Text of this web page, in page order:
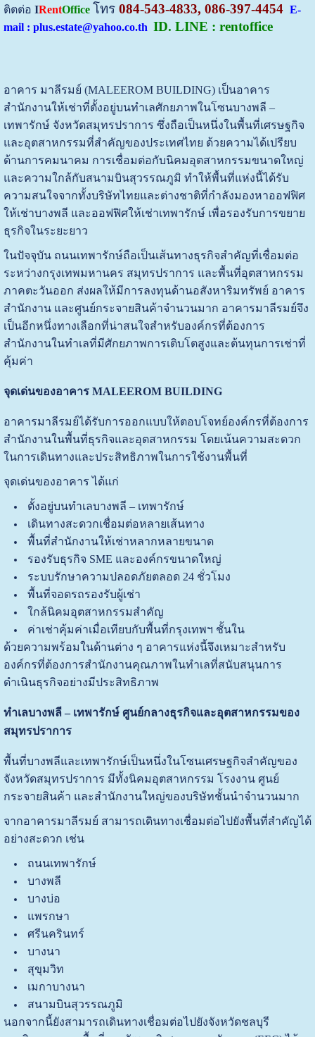
ติตต่อ IRentOffice โทร084-543-4833, 086-397-4454 E-
mail : plus.estate@yahoo.co.th ID. LINE : rentoffice
อาคาร มาลีรมย์ (MALEEROM BUILDING) เป็นอาคาร
สำนักงานให้เช่าที่ตั้งอยู่บนทำเลศักยภาพในโซนบางพลี –
เทพารักษ์ จังหวัดสมุทรปราการ ซึ่งถือเป็นหนึ่งในพื้นที่เศรษฐกิจ
และอุตสาหกรรมที่สำคัญของประเทศไทย ด้วยความได้เปรียบ
ด้านการคมนาคม การเชื่อมต่อกับนิคมอุตสาหกรรมขนาดใหญ่
และความใกล้กับสนามบินสุวรรณภูมิ ทำให้พื้นที่แห่งนี้ได้รับ
ความสนใจจากทั้งบริษัทไทยและต่างชาติที่กำลังมองหาออฟฟิศ
ให้เช่าบางพลี และออฟฟิศให้เช่าเทพารักษ์ เพื่อรองรับการขยาย
ธุรกิจในระยะยาว
ในปัจจุบัน ถนนเทพารักษ์ถือเป็นเส้นทางธุรกิจสำคัญที่เชื่อมต่อ
ระหว่างกรุงเทพมหานคร สมุทรปราการ และพื้นที่อุตสาหกรรม
ภาคตะวันออก ส่งผลให้มีการลงทุนด้านอสังหาริมทรัพย์ อาคาร
สำนักงาน และศูนย์กระจายสินค้าจำนวนมาก อาคารมาลีรมย์จึง
เป็นอีกหนึ่งทางเลือกที่น่าสนใจสำหรับองค์กรที่ต้องการ
สำนักงานในทำเลที่มีศักยภาพการเติบโตสูงและต้นทุนการเช่าที่
คุ้มค่า
จุดเด่นของอาคาร MALEEROM BUILDING
อาคารมาลีรมย์ได้รับการออกแบบให้ตอบโจทย์องค์กรที่ต้องการ
สำนักงานในพื้นที่ธุรกิจและอุตสาหกรรม โดยเน้นความสะดวก
ในการเดินทางและประสิทธิภาพในการใช้งานพื้นที่
จุดเด่นของอาคาร ได้แก่
ตั้งอยู่บนทำเลบางพลี – เทพารักษ์
เดินทางสะดวกเชื่อมต่อหลายเส้นทาง
พื้นที่สำนักงานให้เช่าหลากหลายขนาด
รองรับธุรกิจ SME และองค์กรขนาดใหญ่
ระบบรักษาความปลอดภัยตลอด 24 ชั่วโมง
พื้นที่จอดรถรองรับผู้เช่า
ใกล้นิคมอุตสาหกรรมสำคัญ
ค่าเช่าคุ้มค่าเมื่อเทียบกับพื้นที่กรุงเทพฯ ชั้นใน
ด้วยความพร้อมในด้านต่าง ๆ อาคารแห่งนี้จึงเหมาะสำหรับ
องค์กรที่ต้องการสำนักงานคุณภาพในทำเลที่สนับสนุนการ
ดำเนินธุรกิจอย่างมีประสิทธิภาพ
ทำเลบางพลี – เทพารักษ์ ศูนย์กลางธุรกิจและอุตสาหกรรมของ
สมุทรปราการ
พื้นที่บางพลีและเทพารักษ์เป็นหนึ่งในโซนเศรษฐกิจสำคัญของ
จังหวัดสมุทรปราการ มีทั้งนิคมอุตสาหกรรม โรงงาน ศูนย์
กระจายสินค้า และสำนักงานใหญ่ของบริษัทชั้นนำจำนวนมาก
จากอาคารมาลีรมย์ สามารถเดินทางเชื่อมต่อไปยังพื้นที่สำคัญได้
อย่างสะดวก เช่น
ถนนเทพารักษ์
บางพลี
บางบ่อ
แพรกษา
ศรีนครินทร์
บางนา
สุขุมวิท
เมกาบางนา
สนามบินสุวรรณภูมิ
นอกจากนี้ยังสามารถเดินทางเชื่อมต่อไปยังจังหวัดชลบุรี